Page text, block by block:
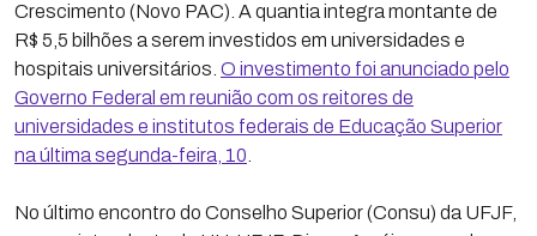
Crescimento (Novo PAC). A quantia integra montante de
R$ 5,5 bilhões a serem investidos em universidades e
hospitais universitários. O investimento foi anunciado pelo
Governo Federal em reunião com os reitores de
universidades e institutos federais de Educação Superior
na última segunda-feira, 10
No último encontro do Conselho Superior (Consu) da UFJF,